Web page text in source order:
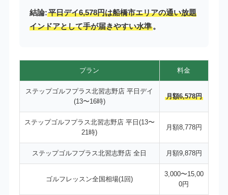
結論:平日デイ6,578円は船橋市エリアの通い放題
インドアとして手が届きやすい水準。
プラン 料金
ステップゴルフプラス北習志野店 平日デイ
(13〜16時)
月額6,578円
ステップゴルフプラス北習志野店 平日(13〜
21時)
月額8,778円
ステップゴルフプラス北習志野店 全日 月額9,878円
ゴルフレッスン全国相場(1回)
3,000〜15,00
0円